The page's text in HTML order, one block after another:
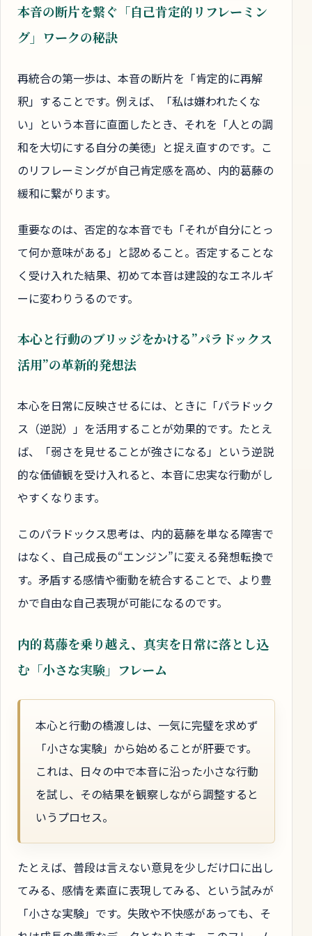
本音の断片を繋ぐ「自己肯定的リフレーミン
グ」ワークの秘訣
再統合の第一歩は、本音の断片を「肯定的に再解
釈」することです。例えば、「私は嫌われたくな
い」という本音に直面したとき、それを「人との調
和を大切にする自分の美徳」と捉え直すのです。こ
のリフレーミングが自己肯定感を高め、内的葛藤の
緩和に繋がります。
重要なのは、否定的な本音でも「それが自分にとっ
て何か意味がある」と認めること。否定することな
く受け入れた結果、初めて本音は建設的なエネルギ
ーに変わりうるのです。
本心と行動のブリッジをかける”パラドックス
活用”の革新的発想法
本心を日常に反映させるには、ときに「パラドック
ス（逆説）」を活用することが効果的です。たとえ
ば、「弱さを見せることが強さになる」という逆説
的な価値観を受け入れると、本音に忠実な行動がし
やすくなります。
このパラドックス思考は、内的葛藤を単なる障害で
はなく、自己成長の“エンジン”に変える発想転換で
す。矛盾する感情や衝動を統合することで、より豊
かで自由な自己表現が可能になるのです。
内的葛藤を乗り越え、真実を日常に落とし込
む「小さな実験」フレーム
本心と行動の橋渡しは、一気に完璧を求めず
「小さな実験」から始めることが肝要です。
これは、日々の中で本音に沿った小さな行動
を試し、その結果を観察しながら調整すると
いうプロセス。
たとえば、普段は言えない意見を少しだけ口に出し
てみる、感情を素直に表現してみる、という試みが
「小さな実験」です。失敗や不快感があっても、そ